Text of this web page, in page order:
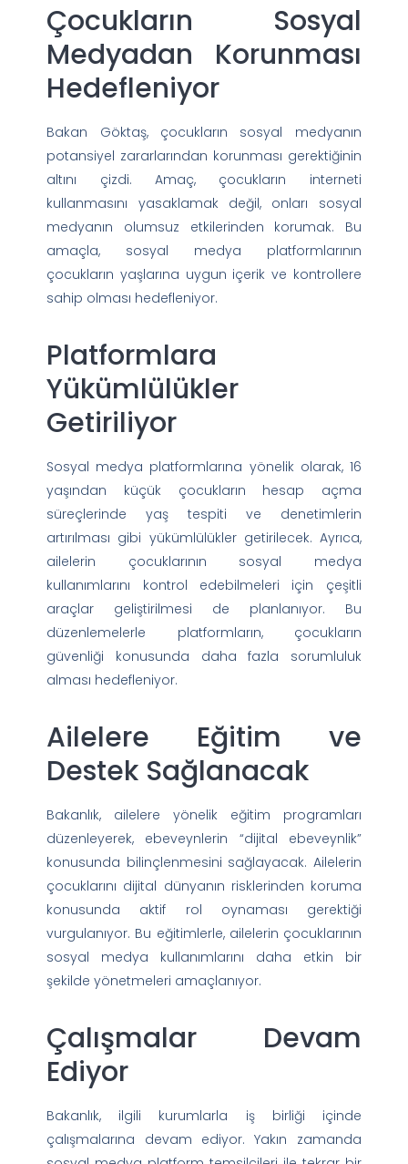
Çocukların Sosyal
Medyadan Korunması
Hedefleniyor
Bakan Göktaş, çocukların sosyal medyanın
potansiyel zararlarından korunması gerektiğinin
altını çizdi. Amaç, çocukların interneti
kullanmasını yasaklamak değil, onları sosyal
medyanın olumsuz etkilerinden korumak. Bu
amaçla, sosyal medya platformlarının
çocukların yaşlarına uygun içerik ve kontrollere
sahip olması hedefleniyor.
Platformlara
Yükümlülükler
Getiriliyor
Sosyal medya platformlarına yönelik olarak, 16
yaşından küçük çocukların hesap açma
süreçlerinde yaş tespiti ve denetimlerin
artırılması gibi yükümlülükler getirilecek. Ayrıca,
ailelerin çocuklarının sosyal medya
kullanımlarını kontrol edebilmeleri için çeşitli
araçlar geliştirilmesi de planlanıyor. Bu
düzenlemelerle platformların, çocukların
güvenliği konusunda daha fazla sorumluluk
alması hedefleniyor.
Ailelere Eğitim ve
Destek Sağlanacak
Bakanlık, ailelere yönelik eğitim programları
düzenleyerek, ebeveynlerin “dijital ebeveynlik”
konusunda bilinçlenmesini sağlayacak. Ailelerin
çocuklarını dijital dünyanın risklerinden koruma
konusunda aktif rol oynaması gerektiği
vurgulanıyor. Bu eğitimlerle, ailelerin çocuklarının
sosyal medya kullanımlarını daha etkin bir
şekilde yönetmeleri amaçlanıyor.
Çalışmalar Devam
Ediyor
Bakanlık, ilgili kurumlarla iş birliği içinde
çalışmalarına devam ediyor. Yakın zamanda